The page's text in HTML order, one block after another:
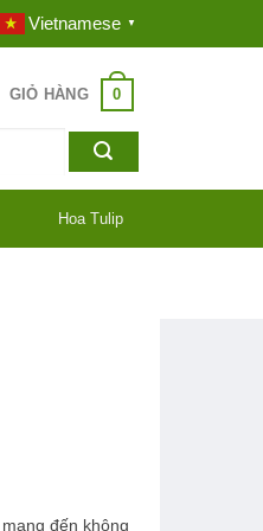
Vietnamese ▼
GIỎ HÀNG 0
Hoa Tulip
đến không